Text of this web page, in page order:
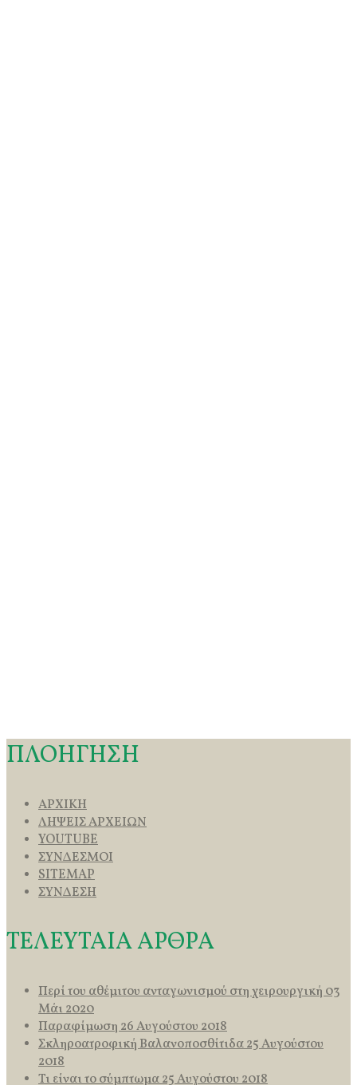
ΠΛΟΗΓΗΣΗ
ΑΡΧΙΚΗ
ΛΗΨΕΙΣ ΑΡΧΕΙΩΝ
YOUTUBE
ΣΥΝΔΕΣΜΟΙ
SITEMAP
ΣΥΝΔΕΣΗ
ΤΕΛΕΥΤΑΙΑ ΑΡΘΡΑ
Περί του αθέμιτου ανταγωνισμού στη χειρουργική03
Μάι 2020
Παραφίμωση26 Αυγούστου 2018
Σκληροατροφική Βαλανοποσθίτιδα25 Αυγούστου
2018
Τι είναι το σύμπτωμα25 Αυγούστου 2018